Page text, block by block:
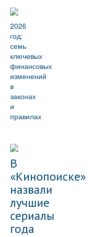
2026
год:
семь
ключевых
финансовых
изменений
в
законах
и
правилах
В
«Кинопоиске»
назвали
лучшие
сериалы
года